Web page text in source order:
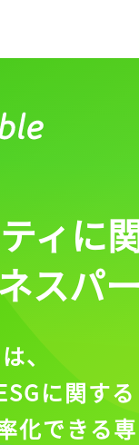
ィに
スパ
、
に関する
化できる